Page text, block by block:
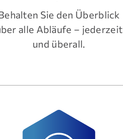
Sie den Überblick
alle Abläufe – jederzeit
und überall.